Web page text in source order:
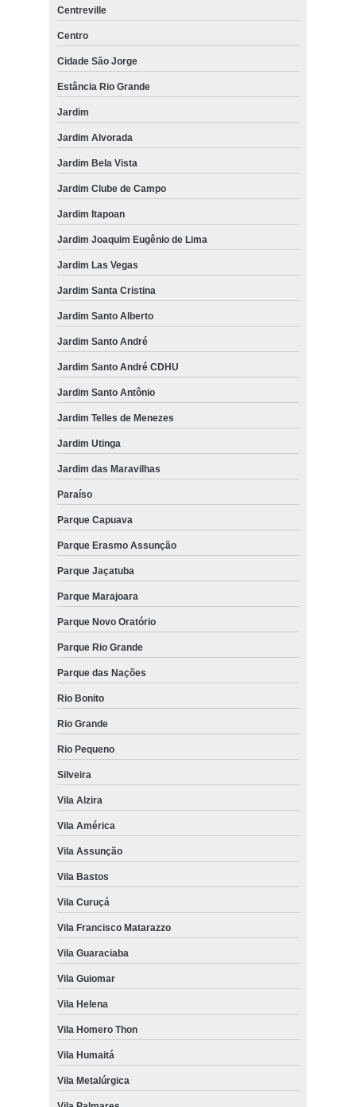
Centreville
Centro
Cidade São Jorge
Estância Rio Grande
Jardim
Jardim Alvorada
Jardim Bela Vista
Jardim Clube de Campo
Jardim Itapoan
Jardim Joaquim Eugênio de Lima
Jardim Las Vegas
Jardim Santa Cristina
Jardim Santo Alberto
Jardim Santo André
Jardim Santo André CDHU
Jardim Santo Antônio
Jardim Telles de Menezes
Jardim Utinga
Jardim das Maravilhas
Paraíso
Parque Capuava
Parque Erasmo Assunção
Parque Jaçatuba
Parque Marajoara
Parque Novo Oratório
Parque Rio Grande
Parque das Nações
Rio Bonito
Rio Grande
Rio Pequeno
Silveira
Vila Alzira
Vila América
Vila Assunção
Vila Bastos
Vila Curuçá
Vila Francisco Matarazzo
Vila Guaraciaba
Vila Guiomar
Vila Helena
Vila Homero Thon
Vila Humaitá
Vila Metalúrgica